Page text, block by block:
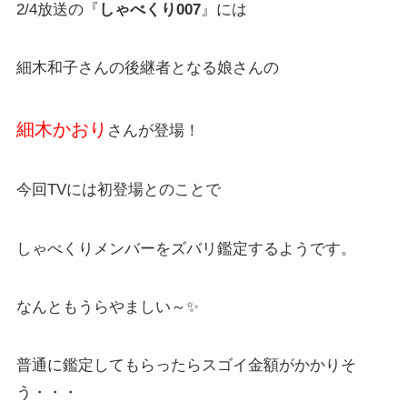
2/4放送の『 しゃべくり007』には
細木和子さんの後継者となる娘さんの
細木かおり さんが登場！
今回TVには初登場とのことで
しゃべくりメンバーをズバリ鑑定するようです。
なんともうらやましい～✨
普通に鑑定してもらったらスゴイ金額がかかりそ
う・・・